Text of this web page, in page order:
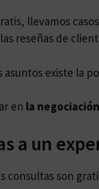
llevamos
reseñas de
asuntos existe la
en la
a un
consultas son